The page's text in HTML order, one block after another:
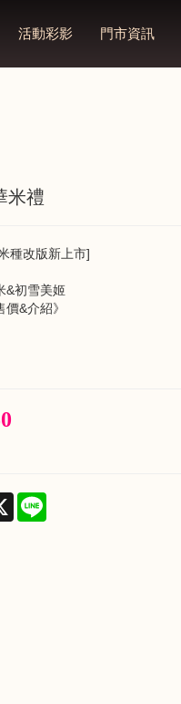
活動彩影 門市資訊
米禮
種改版新上市]
&初雪美姬
價&介紹》
X